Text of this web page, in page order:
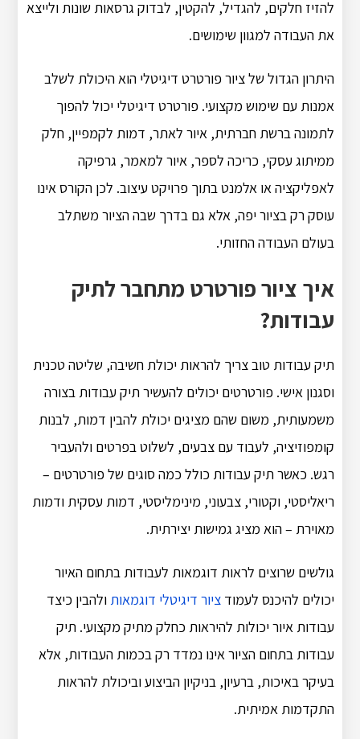
להזיז חלקים, להגדיל, להקטין, לבדוק גרסאות שונות ולייצא
את העבודה למגוון שימושים.
היתרון הגדול של ציור פורטרט דיגיטלי הוא היכולת לשלב
אמנות עם שימוש מקצועי. פורטרט דיגיטלי יכול להפוך
לתמונה ברשת חברתית, איור לאתר, דמות לקמפיין, חלק
ממיתוג עסקי, כריכה לספר, איור למאמר, גרפיקה
לאפליקציה או אלמנט בתוך פרויקט עיצוב. לכן הקורס אינו
עוסק רק בציור יפה, אלא גם בדרך שבה הציור משתלב
בעולם העבודה החזותי.
איך ציור פורטרט מתחבר לתיק
עבודות?
תיק עבודות טוב צריך להראות יכולת חשיבה, שליטה טכנית
וסגנון אישי. פורטרטים יכולים להעשיר תיק עבודות בצורה
משמעותית, משום שהם מציגים יכולת להבין דמות, לבנות
קומפוזיציה, לעבוד עם צבעים, לשלוט בפרטים ולהעביר
רגש. כאשר תיק עבודות כולל כמה סוגים של פורטרטים –
ריאליסטי, וקטורי, צבעוני, מינימליסטי, דמות עסקית ודמות
מאוירת – הוא מציג גמישות יצירתית.
גולשים שרוצים לראות דוגמאות לעבודות בתחום האיור
יכולים להיכנס לעמודציור דיגיטלי דוגמאות ולהבין כיצד
עבודות איור יכולות להיראות כחלק מתיק מקצועי. תיק
עבודות בתחום הציור אינו נמדד רק בכמות העבודות, אלא
בעיקר באיכות, ברעיון, בניקיון הביצוע וביכולת להראות
התקדמות אמיתית.